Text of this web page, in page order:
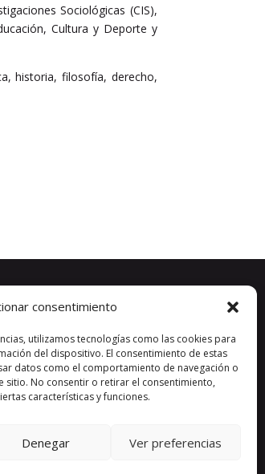
consentimiento
utilizamos tecnologías como las cookies para
del dispositivo. El consentimiento de estas
datos como el comportamiento de navegación o
sitio. No consentir o retirar el consentimiento,
características y funciones.
Denegar Ver preferencias
Sociológicas (CIS),
Cultura y Deporte y
historia, filosofía, derecho,